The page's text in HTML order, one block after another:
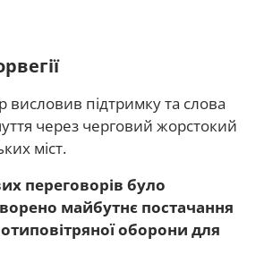
висловив підтримку та слова
через черговий жорстокий
міст.
переговорів було
майбутнє постачання
оборони для